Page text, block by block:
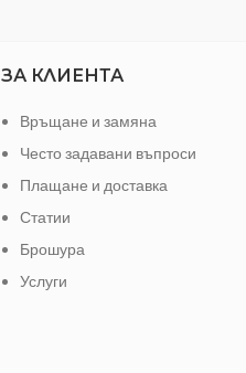
ЗА КЛИЕНТА
Връщане и замяна
Често задавани въпроси
Плащане и доставка
Статии
Брошура
Услуги